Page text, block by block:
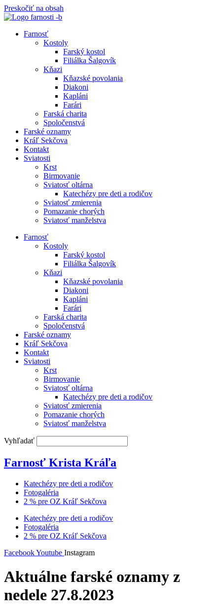
Preskočiť na obsah
Farnosť
Kostoly
Farský kostol
Filiálka Šalgovík
Kňazi
Kňazské povolania
Diakoni
Kapláni
Farári
Farská charita
Spoločenstvá
Farské oznamy
Kráľ Sekčova
Kontakt
Sviatosti
Krst
Birmovanie
Sviatosť oltárna
Katechézy pre deti a rodičov
Sviatosť zmierenia
Pomazanie chorých
Sviatosť manželstva
Farnosť
Kostoly
Farský kostol
Filiálka Šalgovík
Kňazi
Kňazské povolania
Diakoni
Kapláni
Farári
Farská charita
Spoločenstvá
Farské oznamy
Kráľ Sekčova
Kontakt
Sviatosti
Krst
Birmovanie
Sviatosť oltárna
Katechézy pre deti a rodičov
Sviatosť zmierenia
Pomazanie chorých
Sviatosť manželstva
Vyhľadať
Farnosť Krista Kráľa
Katechézy pre deti a rodičov
Fotogaléria
2 % pre OZ Kráľ Sekčova
Katechézy pre deti a rodičov
Fotogaléria
2 % pre OZ Kráľ Sekčova
FacebookYoutube Instagram
Aktuálne farské oznamy z
nedele 27.8.2023